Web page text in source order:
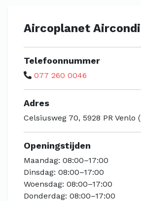
Aircoplanet
Telefoonnummer
077 260 0046
Adres
Celsiusweg 70, 5928 PR Venlo (
Openingstijden
Maandag: 08:00–17:00
Dinsdag: 08:00–17:00
Woensdag: 08:00–17:00
Donderdag: 08:00–17:00